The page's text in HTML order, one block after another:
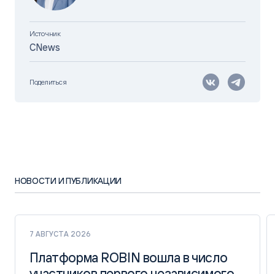
Источник
CNews
Поделиться
НОВОСТИ И ПУБЛИКАЦИИ
7 АВГУСТА 2026
Платформа ROBIN вошла в число
Платформа ROBIN вошла в число